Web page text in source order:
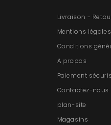
Livraison -
Mentions légales
Conditions
A propos
Paiement
Contactez-nous
plan-site
Magasins